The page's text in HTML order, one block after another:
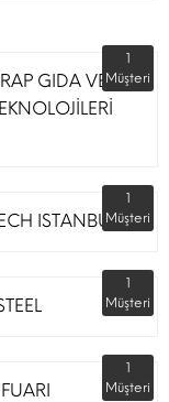
GIDA VE
1
Müşteri
ISTANBUL
1
Müşteri
1
Müşteri
1
Müşteri